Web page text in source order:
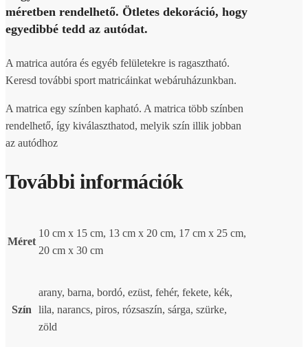
méretben rendelhető. Ötletes dekoráció, hogy
egyedibbé tedd az autódat.
A matrica autóra és egyéb felületekre is ragasztható.
Keresd további sport matricáinkat webáruházunkban.
A matrica egy színben kapható. A matrica több színben
rendelhető, így kiválaszthatod, melyik szín illik jobban
az autódhoz
További információk
Méret
10 cm x 15 cm, 13 cm x 20 cm, 17 cm x 25 cm,
20 cm x 30 cm
Szín
arany, barna, bordó, ezüst, fehér, fekete, kék,
lila, narancs, piros, rózsaszín, sárga, szürke,
zöld